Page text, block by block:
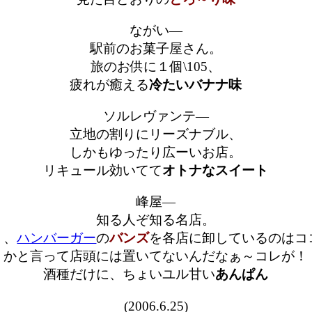
ながい―
駅前のお菓子屋さん。
旅のお供に１個\105、
疲れが癒える冷たいバナナ味
ソルレヴァンテ―
立地の割りにリーズナブル、
しかもゆったり広ーいお店。
リキュール効いててオトナなスイート
峰屋―
知る人ぞ知る名店。
、ハンバーガーのバンズを各店に卸しているのはコ
かと言って店頭には置いてないんだなぁ～コレが！
酒種だけに、ちょいユル甘いあんぱん
(2006.6.25)